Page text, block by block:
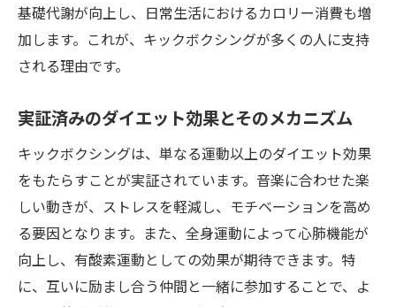
基礎代謝が向上し、日常生活におけるカロリー消費も増
加します。これが、キックボクシングが多くの人に支持
される理由です。
実証済みのダイエット効果とそのメカニズム
キックボクシングは、単なる運動以上のダイエット効果
をもたらすことが実証されています。音楽に合わせた楽
しい動きが、ストレスを軽減し、モチベーションを高め
る要因となります。また、全身運動によって心肺機能が
向上し、有酸素運動としての効果が期待できます。特
に、互いに励まし合う仲間と一緒に参加することで、よ